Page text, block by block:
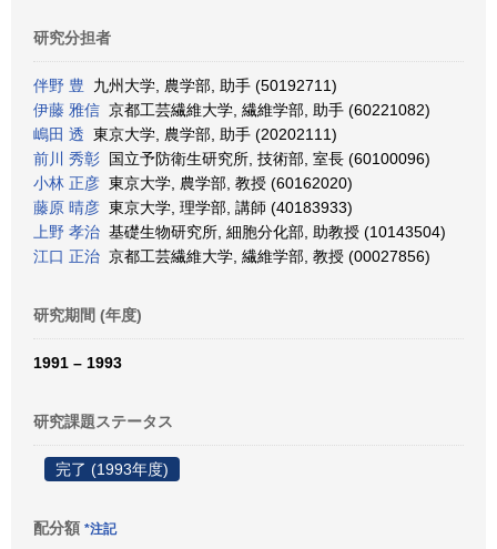
研究分担者
伴野 豊 九州大学, 農学部, 助手 (50192711)
伊藤 雅信 京都工芸繊維大学, 繊維学部, 助手 (60221082)
嶋田 透 東京大学, 農学部, 助手 (20202111)
前川 秀彰 国立予防衛生研究所, 技術部, 室長 (60100096)
小林 正彦 東京大学, 農学部, 教授 (60162020)
藤原 晴彦 東京大学, 理学部, 講師 (40183933)
上野 孝治 基礎生物研究所, 細胞分化部, 助教授 (10143504)
江口 正治 京都工芸繊維大学, 繊維学部, 教授 (00027856)
研究期間 (年度)
1991 – 1993
研究課題ステータス
完了 (1993年度)
配分額 *注記